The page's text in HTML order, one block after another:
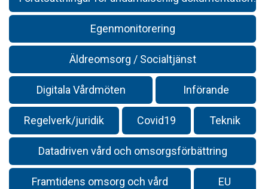
Egenmonitorering
Äldreomsorg / Socialtjänst
Digitala Vårdmöten Införande
Regelverk/juridik Covid19 Teknik
Datadriven vård och omsorgsförbättring
Framtidens omsorg och vård EU